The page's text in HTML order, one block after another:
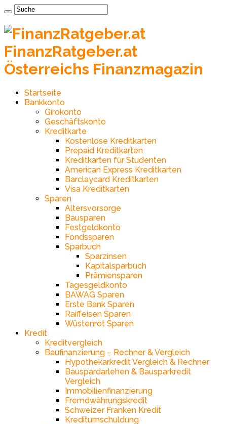
FinanzRatgeber.at
Österreichs Finanzmagazin
Startseite
Bankkonto
Girokonto
Geschäftskonto
Kreditkarte
Kostenlose Kreditkarten
Prepaid Kreditkarten
Kreditkarten für Studenten
American Express Kreditkarten
Barclaycard Kreditkarten
Visa Kreditkarten
Sparen
Altersvorsorge
Bausparen
Festgeldkonto
Fondssparen
Sparbuch
Sparzinsen
Kapitalsparbuch
Prämiensparen
Tagesgeldkonto
BAWAG Sparen
Erste Bank Sparen
Raiffeisen Sparen
Wüstenrot Sparen
Kredit
Kreditvergleich
Baufinanzierung – Rechner & Vergleich
Hypothekarkredit Vergleich & Rechner
Bauspardarlehen & Bausparkredit
Vergleich
Immobilienfinanzierung
Fremdwährungskredit
Schweizer Franken Kredit
Kreditumschuldung